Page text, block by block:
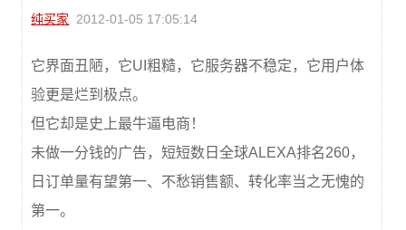
纯买家 2012-01-05 17:05:14
它界面丑陋，它UI粗糙，它服务器不稳定，它用户体
验更是烂到极点。
但它却是史上最牛逼电商！
未做一分钱的广告，短短数日全球ALEXA排名260，
日订单量有望第一、不愁销售额、转化率当之无愧的
第一。